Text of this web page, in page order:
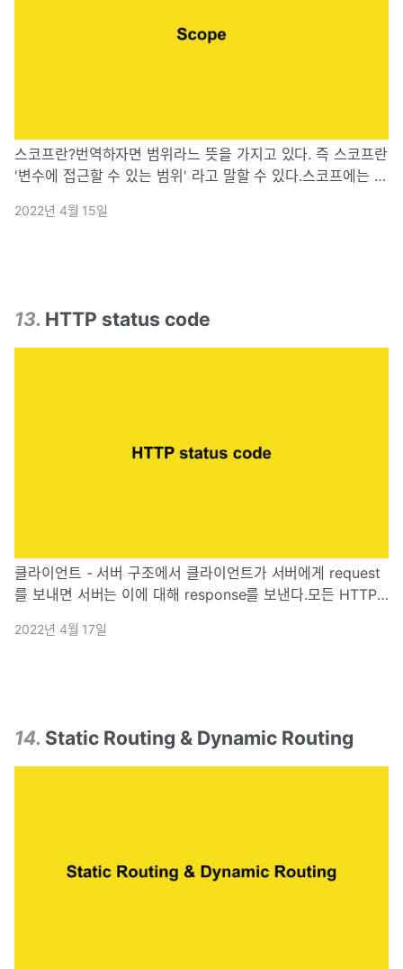
스코프란?번역하자면 범위라느 뜻을 가지고 있다. 즉 스코프란
'변수에 접근할 수 있는 범위' 라고 말할 수 있다.스코프에는 2
스코프(Global Scope)는 말 그대로 전역에 선언되어 있어 어
2022년 4월 15일
13. HTTP status code
클라이언트 - 서버 구조에서 클라이언트가 서버에게 request
를 보내면 서버는 이에 대해 response를 보낸다.모든 HTTP
째 숫자에 따라 response class가 달라진다.: 요청을 받
2022년 4월 17일
14. Static Routing & Dynamic Routing